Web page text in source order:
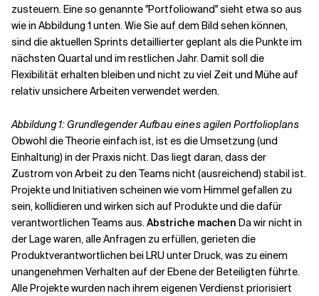
zusteuern. Eine so genannte "Portfoliowand" sieht etwa so aus
wie in Abbildung 1 unten. Wie Sie auf dem Bild sehen können,
sind die aktuellen Sprints detaillierter geplant als die Punkte im
nächsten Quartal und im restlichen Jahr. Damit soll die
Flexibilität erhalten bleiben und nicht zu viel Zeit und Mühe auf
relativ unsichere Arbeiten verwendet werden.
Abbildung 1: Grundlegender Aufbau eines agilen Portfolioplans
Obwohl die Theorie einfach ist, ist es die Umsetzung (und
Einhaltung) in der Praxis nicht. Das liegt daran, dass der
Zustrom von Arbeit zu den Teams nicht (ausreichend) stabil ist.
Projekte und Initiativen scheinen wie vom Himmel gefallen zu
sein, kollidieren und wirken sich auf Produkte und die dafür
verantwortlichen Teams aus.Abstriche machen Da wir nicht in
der Lage waren, alle Anfragen zu erfüllen, gerieten die
Produktverantwortlichen bei LRU unter Druck, was zu einem
unangenehmen Verhalten auf der Ebene der Beteiligten führte.
Alle Projekte wurden nach ihrem eigenen Verdienst priorisiert